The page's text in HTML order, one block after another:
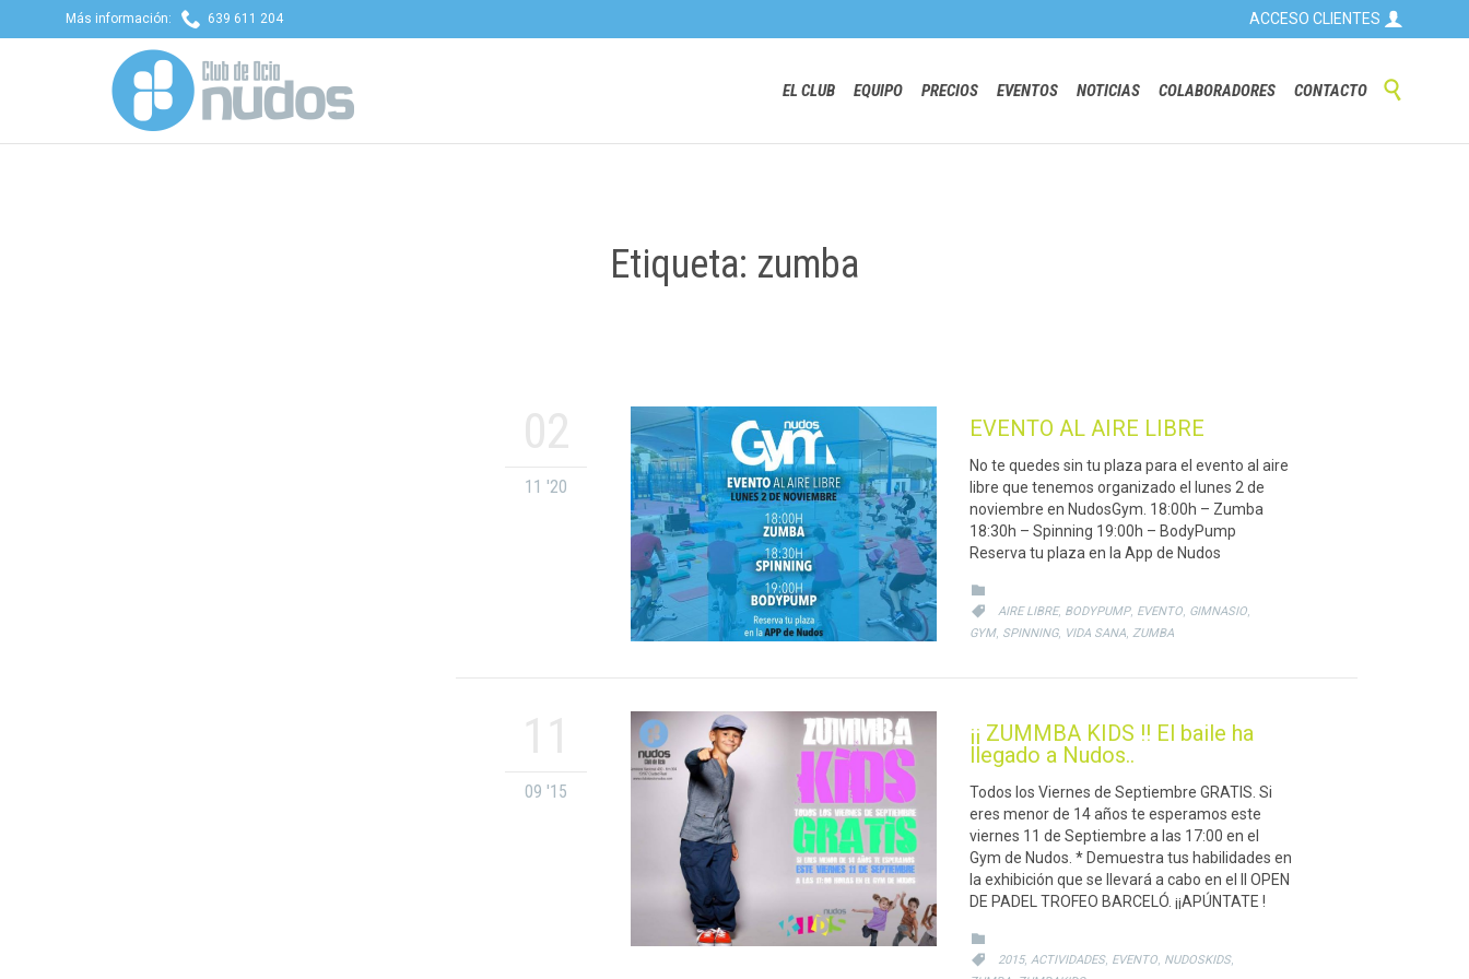
Más información:  639 611 204 ACCESO CLIENTES 
to
EL CLUB EQUIPO PRECIOS EVENTOS NOTICIAS COLABORADORES CONTACTO 
Etiqueta: zumba
11 '20
EVENTO AL AIRE LIBRE
No te quedes sin tu plaza para el evento al aire
libre que tenemos organizado el lunes 2 de
noviembre en NudosGym. 18:00h – Zumba
18:30h – Spinning 19:00h – BodyPump
Reserva tu plaza en la App de Nudos

 CATEGORY
AIRE LIBRE, BODYPUMP, EVENTO, GIMNASIO,
GYM, SPINNING, VIDA SANA, ZUMBA
09 '15
¡¡ ZUMMBA KIDS !! El baile ha
llegado a Nudos..
Todos los Viernes de Septiembre GRATIS. Si
eres menor de 14 años te esperamos este
viernes 11 de Septiembre a las 17:00 en el
Gym de Nudos. * Demuestra tus habilidades en
la exhibición que se llevará a cabo en el II OPEN
DE PADEL TROFEO BARCELÓ. ¡¡APÚNTATE !

 CATEGORY
2015, ACTIVIDADES, EVENTO, NUDOSKIDS,